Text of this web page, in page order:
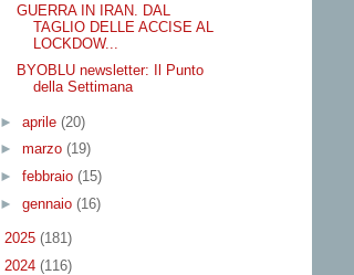
GUERRA IN IRAN. DAL
TAGLIO DELLE ACCISE AL
LOCKDOW...
BYOBLU newsletter: Il Punto
della Settimana
► aprile (20)
► marzo (19)
► febbraio (15)
► gennaio (16)
2025 (181)
2024 (116)